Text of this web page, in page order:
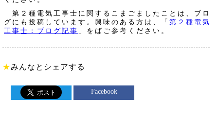
第２種電気工事士に関するこまごましたことは、ブロ
グにも投稿しています。興味のある方は、「 第２種電気
工事士：ブログ記事 」をばご参考ください。
★みんなとシェアする
Facebook